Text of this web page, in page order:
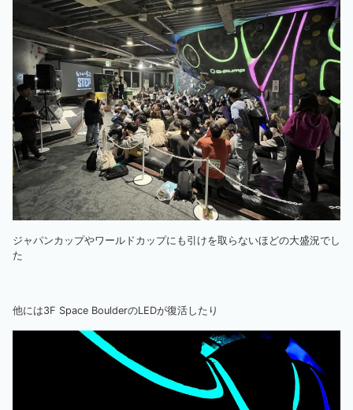
ジャパンカップやワールドカップにも引けを取らないほどの大盛況でし
た
他には3F Space BoulderのLEDが復活したり